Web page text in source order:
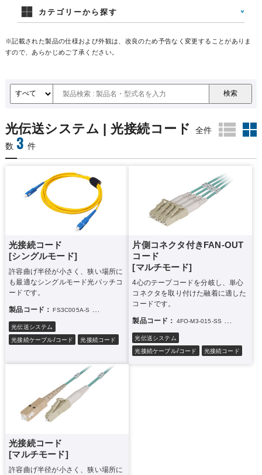
光伝送システム | 光接続コード
全件
数 3 件
光接続コード
[シングルモード]
許容曲げ半径が小さく、狭い場所に
も最適なシングルモード光パッチコ
ードです。
製品コード： FS3C005A-S
光伝送システム
光接続ケーブル/コード
光接続コード
片側コネクタ付きFAN-OUT
コード
[マルチモード]
4心のテープコードを分岐し、単心
コネクタを取り付けた融着に適した
コードです。
製品コード： 4FO-M3-015-SS
光伝送システム
光接続ケーブル/コード
光接続コード
光接続コード
[マルチモード]
許容曲げ半径が小さく、狭い場所に
カテゴリーから探す
※記載された製品の仕様および外観は、改良のため予告なく変更することがありま
すので、あらかじめご了承ください。